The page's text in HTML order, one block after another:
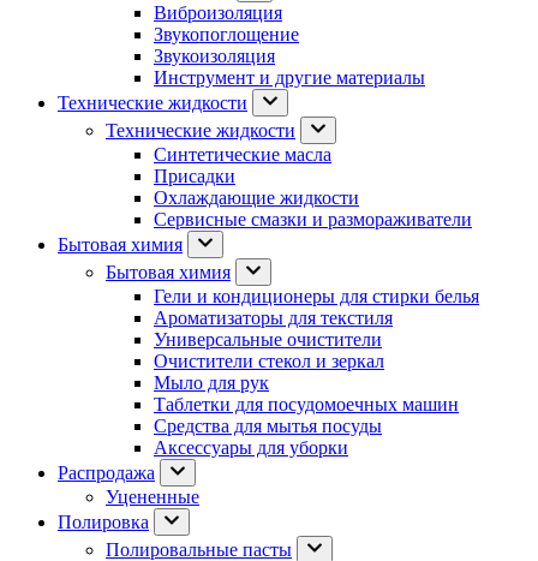
Виброизоляция
Звукопоглощение
Звукоизоляция
Инструмент и другие материалы
Технические жидкости
Технические жидкости
Синтетические масла
Присадки
Охлаждающие жидкости
Сервисные смазки и размораживатели
Бытовая химия
Бытовая химия
Гели и кондиционеры для стирки белья
Ароматизаторы для текстиля
Универсальные очистители
Очистители стекол и зеркал
Мыло для рук
Таблетки для посудомоечных машин
Средства для мытья посуды
Аксессуары для уборки
Распродажа
Уцененные
Полировка
Полировальные пасты